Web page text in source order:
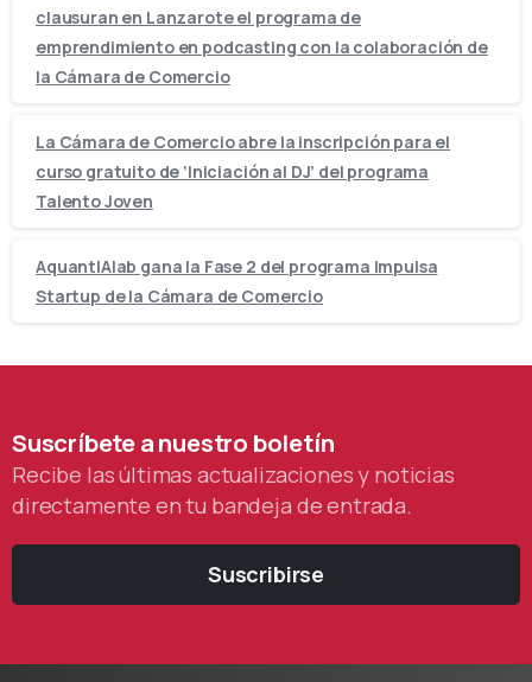
clausuran en Lanzarote el programa de
emprendimiento en podcasting con la colaboración de
la Cámara de Comercio
La Cámara de Comercio abre la inscripción para el
curso gratuito de ‘Iniciación al DJ’ del programa
Talento Joven
AquantIAlab gana la Fase 2 del programa Impulsa
Startup de la Cámara de Comercio
Suscríbeteanuestro boletín
Recibe las últimas actualizaciones y noticias
directamente en tu bandeja de entrada.
Suscribirse